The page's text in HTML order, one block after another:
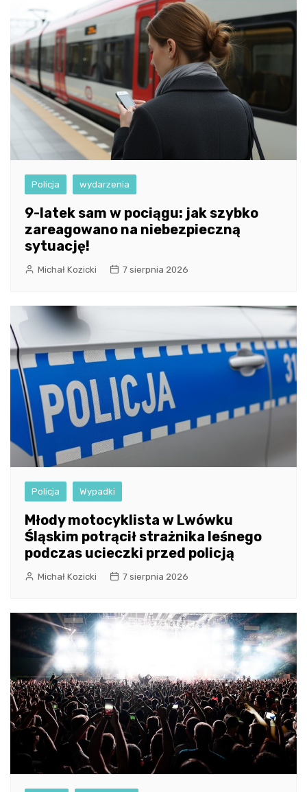
Policja wydarzenia
9-latek sam w pociągu: jak szybko
zareagowano na niebezpieczną
sytuację!
Michał Kozicki 7 sierpnia 2026
Policja Wypadki
Młody motocyklista w Lwówku
Śląskim potrącił strażnika leśnego
podczas ucieczki przed policją
Michał Kozicki 7 sierpnia 2026